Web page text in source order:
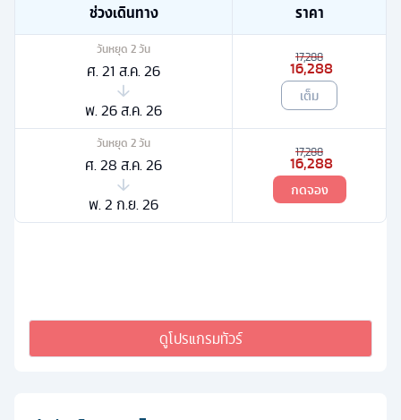
ช่วงเดินทาง ราคา
วันหยุด 2วัน
ศ. 21 ส.ค. 26
พ. 26 ส.ค. 26
17,288
16,288
เต็ม
วันหยุด 2วัน
ศ. 28 ส.ค. 26
พ. 2 ก.ย. 26
17,288
16,288
กดจอง
ดูโปรแกรมทัวร์